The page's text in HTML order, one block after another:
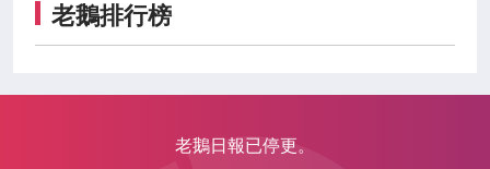
老鵝排行榜
老鵝日報已停更。